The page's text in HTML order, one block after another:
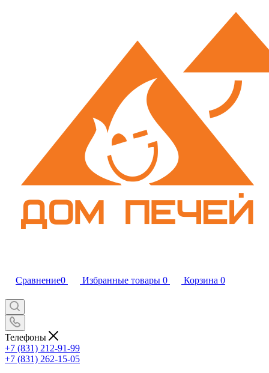
Сравнение0 Избранные товары 0 Корзина 0
Телефоны
+7 (831) 212-91-99
+7 (831) 262-15-05